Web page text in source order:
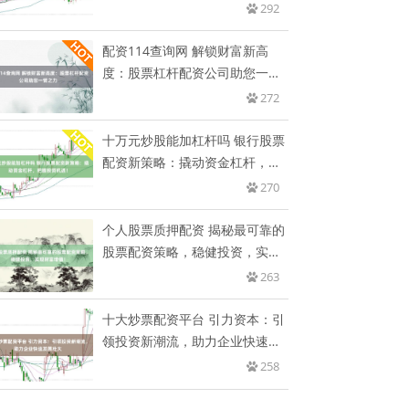
292
配资114查询网 解锁财富新高
度：股票杠杆配资公司助您一臂
272
十万元炒股能加杠杆吗 银行股票
配资新策略：撬动资金杠杆，把
270
个人股票质押配资 揭秘最可靠的
股票配资策略，稳健投资，实现
263
十大炒票配资平台 引力资本：引
领投资新潮流，助力企业快速发
258